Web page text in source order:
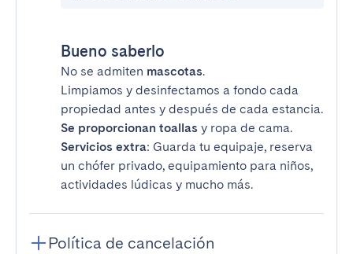
Bueno saberlo
No se admiten mascotas.
Limpiamos y desinfectamos a fondo cada
propiedad antes y después de cada estancia.
Se proporcionan toallas y ropa de cama.
Servicios extra: Guarda tu equipaje, reserva
un chófer privado, equipamiento para niños,
actividades lúdicas y mucho más.
Política de cancelación